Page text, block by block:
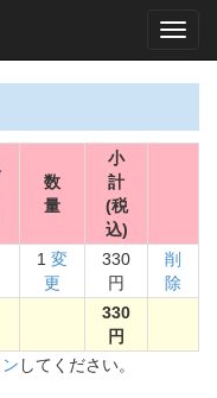
数
量
小
計
(税
込)
1 変
更
330
円
削
除
330
円
してください。